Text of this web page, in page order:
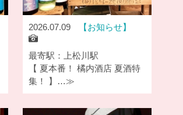
2026.07.09 お知らせ
最寄駅：上松川駅
【 夏本番！ 橘内酒店 夏酒特
集！ 】…≫